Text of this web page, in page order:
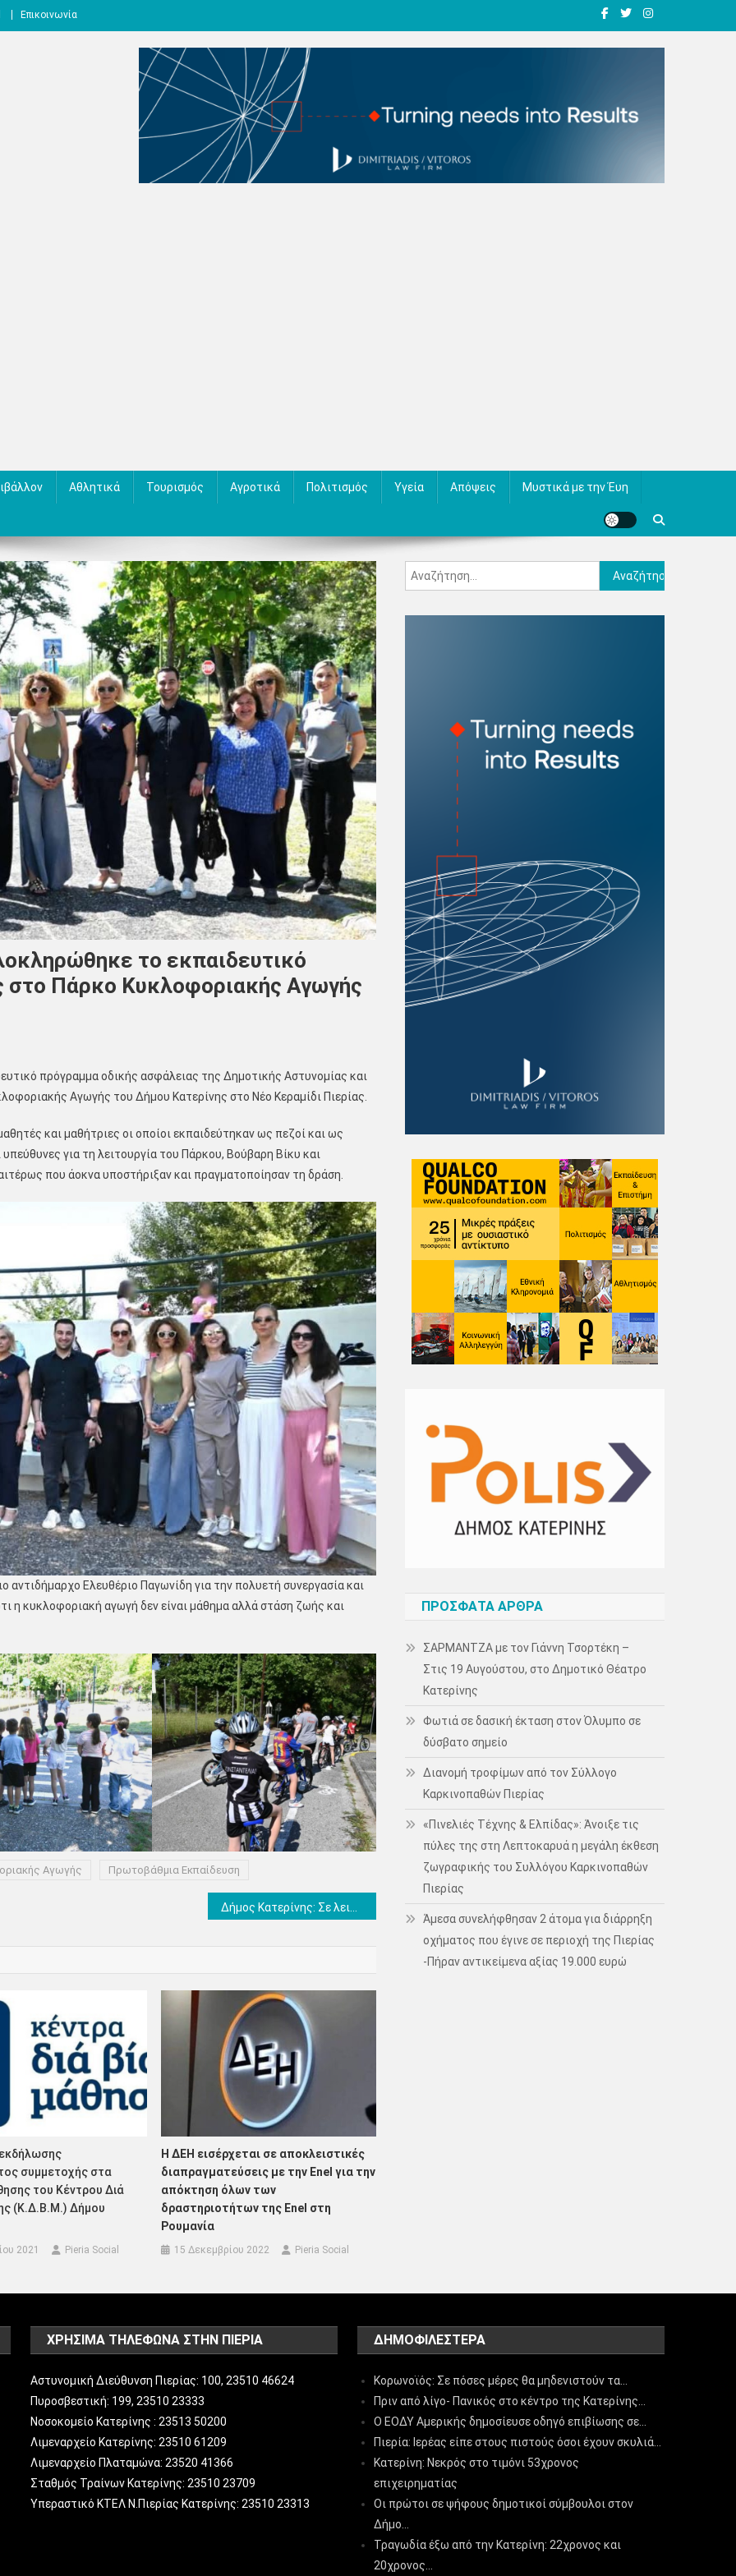
Επικοινωνία
Αθλητικά Τουρισμός Αγροτικά Πολιτισμός Υγεία Απόψεις Μυστικά με την Έυη
το εκπαιδευτικό
στο Πάρκο Κυκλοφοριακής Αγωγής
πρόγραμμα οδικής ασφάλειας της Δημοτικής Αστυνομίας και
Αγωγής του Δήμου Κατερίνης στο Νέο Κεραμίδι Πιερίας.
και μαθήτριες οι οποίοι εκπαιδεύτηκαν ως πεζοί και ως
για τη λειτουργία του Πάρκου, Βούβαρη Βίκυ και
που άοκνα υποστήριξαν και πραγματοποίησαν τη δράση.
αντιδήμαρχο Ελευθέριο Παγωνίδη για την πολυετή συνεργασία και
η κυκλοφοριακή αγωγή δεν είναι μάθημα αλλά στάση ζωής και
Αγωγής Πρωτοβάθμια Εκπαίδευση
συμμετοχής στα
του Κέντρου Διά
(Κ.Δ.Β.Μ.) Δήμου
2021 Pieria Social
Η ΔΕΗ εισέρχεται σε αποκλειστικές
διαπραγματεύσεις με την Enel για την
απόκτηση όλων των
δραστηριοτήτων της Enel στη
Ρουμανία
15 Δεκεμβρίου 2022 Pieria Social
Αναζήτηση
για:
ΠΡΌΣΦΑΤΑ ΆΡΘΡΑ
ΣΑΡΜΑΝΤΖΑ με τον Γιάννη Τσορτέκη –
Στις 19 Αυγούστου, στο Δημοτικό Θέατρο
Κατερίνης
Φωτιά σε δασική έκταση στον Όλυμπο σε
δύσβατο σημείο
Διανομή τροφίμων από τον Σύλλογο
Καρκινοπαθών Πιερίας
«Πινελιές Τέχνης & Ελπίδας»: Άνοιξε τις
πύλες της στη Λεπτοκαρυά η μεγάλη έκθεση
ζωγραφικής του Συλλόγου Καρκινοπαθών
Πιερίας
Άμεσα συνελήφθησαν 2 άτομα για διάρρηξη
οχήματος που έγινε σε περιοχή της Πιερίας
-Πήραν αντικείμενα αξίας 19.000 ευρώ
ΧΡΗΣΙΜΑ ΤΗΛΕΦΩΝΑ ΣΤΗΝ ΠΙΕΡΙΑ
Αστυνομική Διεύθυνση Πιερίας: 100, 23510 46624
Πυροσβεστική: 199, 23510 23333
Νοσοκομείο Κατερίνης : 23513 50200
Λιμεναρχείο Κατερίνης: 23510 61209
Λιμεναρχείο Πλαταμώνα: 23520 41366
Σταθμός Τραίνων Κατερίνης: 23510 23709
Υπεραστικό ΚΤΕΛ Ν.Πιερίας Κατερίνης: 23510 23313
ΔΗΜΟΦΙΛΈΣΤΕΡΑ
Κορωνοϊός: Σε πόσες μέρες θα μηδενιστούν τα…
Πριν από λίγο- Πανικός στο κέντρο της Κατερίνης…
Ο ΕΟΔΥ Αμερικής δημοσίευσε οδηγό επιβίωσης σε…
Πιερία: Ιερέας είπε στους πιστούς όσοι έχουν σκυλιά…
Κατερίνη: Νεκρός στο τιμόνι 53χρονος
επιχειρηματίας
Οι πρώτοι σε ψήφους δημοτικοί σύμβουλοι στον
Δήμο…
Τραγωδία έξω από την Κατερίνη: 22χρονος και
20χρονος…